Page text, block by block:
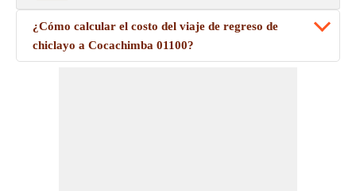
¿Cómo calcular el costo del viaje de regreso de
chiclayo a Cocachimba 01100?